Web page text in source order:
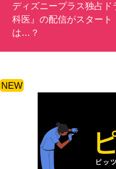
ディズニープラス独占
科医』の配信がスタート
は…？
NEW